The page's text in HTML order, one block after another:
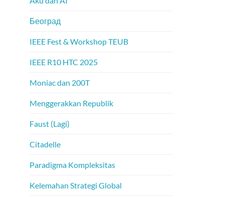
Београд
IEEE Fest & Workshop TEUB
IEEE R10 HTC 2025
Moniac dan 200T
Menggerakkan Republik
Faust (Lagi)
Citadelle
Paradigma Kompleksitas
Kelemahan Strategi Global